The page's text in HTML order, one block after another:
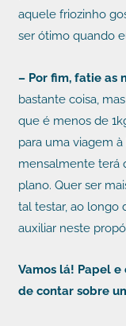
aquele friozinho
ser ótimo quando
– Por fim, fatie as
bastante coisa,
que é menos de
para uma viagem
mensalmente terá
plano. Quer ser
tal testar, ao longo
auxiliar neste
Vamos lá! Papel
de contar sobre